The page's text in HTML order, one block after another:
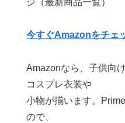
今すぐAmazonをチェ
Amazonなら、子供向
コスプレ衣装や
小物が揃います。
ので、